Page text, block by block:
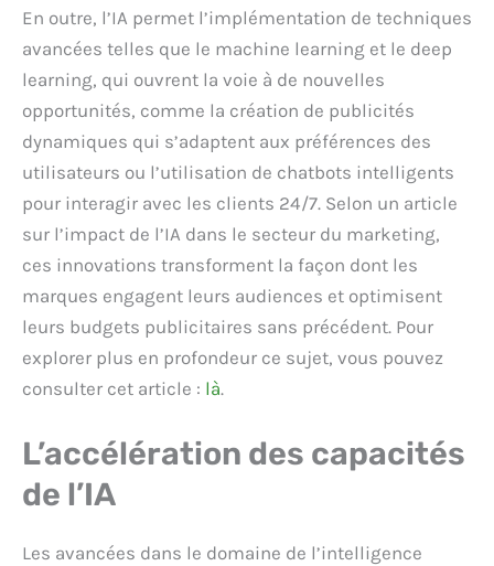
En outre, l’IA permet l’implémentation de techniques
avancées telles que le machine learning et le deep
learning, qui ouvrent la voie à de nouvelles
opportunités, comme la création de publicités
dynamiques qui s’adaptent aux préférences des
utilisateurs ou l’utilisation de chatbots intelligents
pour interagir avec les clients 24/7. Selon un article
sur l’impact de l’IA dans le secteur du marketing,
ces innovations transforment la façon dont les
marques engagent leurs audiences et optimisent
leurs budgets publicitaires sans précédent. Pour
explorer plus en profondeur ce sujet, vous pouvez
consulter cet article : là.
L’accélération des capacités
de l’IA
Les avancées dans le domaine de l’intelligence